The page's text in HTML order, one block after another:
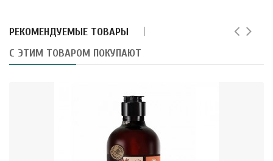
РЕКОМЕНДУЕМЫЕ ТОВАРЫ
С ЭТИМ ТОВАРОМ ПОКУПАЮТ